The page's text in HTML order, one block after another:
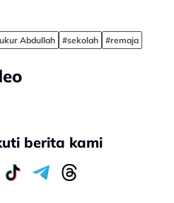
Abdullah #sekolah #remaja
berita kami